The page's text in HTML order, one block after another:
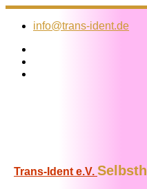
Zum
Inhalt
info@trans-ident.de
Trans-Ident e.V.